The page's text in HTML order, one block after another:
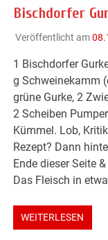
Bischdorfer
Veröffentlicht am
1 Bischdorfer
g Schweinekamm
grüne Gurke, 2
2 Scheiben
Kümmel. Lob,
Rezept? Dann
Ende dieser Seite
Das Fleisch in
WEITERLESEN